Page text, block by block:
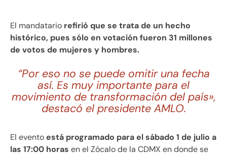
El mandatario refirió que se trata de un hecho
histórico, pues sólo en votación fueron 31 millones
de votos de mujeres y hombres.
“Por eso no se puede omitir una fecha
así. Es muy importante para el
movimiento de transformación del país»,
destacó el presidente AMLO.
El eventoestá programado para el sábado 1 de julio a
las 17:00 horas en el Zócalo de la CDMX en donde se